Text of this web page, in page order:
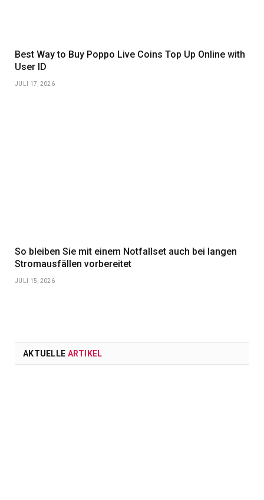
Best Way to Buy Poppo Live Coins Top Up Online with
User ID
JULI 17, 2026
So bleiben Sie mit einem Notfallset auch bei langen
Stromausfällen vorbereitet
JULI 15, 2026
AKTUELLE ARTIKEL